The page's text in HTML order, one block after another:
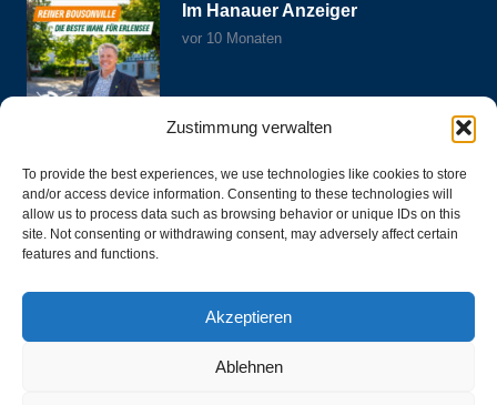
Zustimmung verwalten
To provide the best experiences, we use technologies like cookies to store
and/or access device information. Consenting to these technologies will
allow us to process data such as browsing behavior or unique IDs on this
site. Not consenting or withdrawing consent, may adversely affect certain
features and functions.
Akzeptieren
Ablehnen
Im Hanauer Anzeiger
vor 10 Monaten
Weitere Informationen
Aktuelles
Über mich
Kontakt